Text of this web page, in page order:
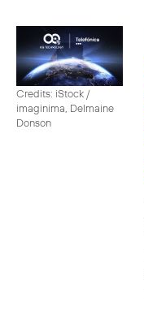
Credits: iStock /
imaginima, Delmaine
Donson